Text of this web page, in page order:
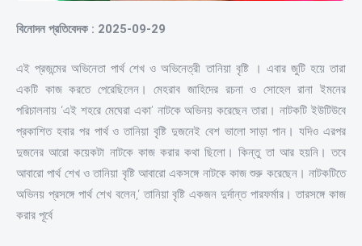
বিনোদন প্রতিবেদক : 2025-09-29
এই প্রজন্মের অভিনেতা পার্থ শেখ ও অভিনেত্রী তানিয়া বৃষ্টি । এবার জুটি হয়ে তারা
একটি কাজ করতে পেরেছিলেন। মেহরাব জাহিদের রচনা ও সোহেল রানা ইমনের
পরিচালনায় ‘এই শহরে মেঘেরা একা’ নাটকে অভিনয় করেছেন তারা। নাটকটি ইউটিউবে
প্রকাশিত হবার পর পার্থ ও তানিয়া বৃষ্টি দুজনেই বেশ ভালো সাড়া পান। যদিও এরপর
দুজনের আরো কয়েকটা নাটকে কাজ করার কথা ছিলো। কিন্তু তা আর হয়নি। তবে
আবারো পার্থ শেখ ও তানিয়া বৃষ্টি আবারো একসঙ্গে নাটকে কাজ শুরু করেছেন। নাটকটিতে
অভিনয় প্রসঙ্গে পার্থ শেখ বলেন,‘ তানিয়া বৃষ্টি একজন দুর্দান্ত পারফর্মার। তারসঙ্গে কাজ
করার পূর্বে